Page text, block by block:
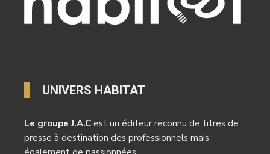
UNIVERS HABITAT
Le groupe J.A.C est un éditeur reconnu de titres de
presse à destination des professionnels mais